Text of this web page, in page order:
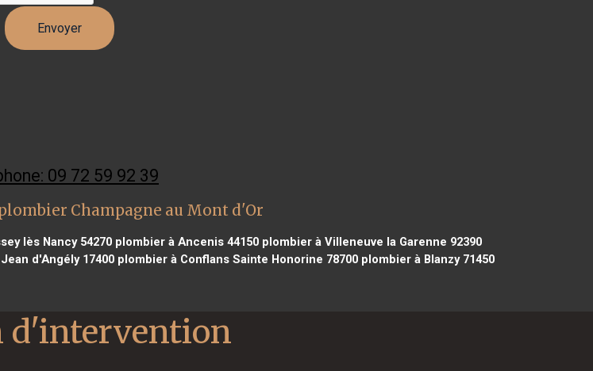
09 72 59 92 39
Champagne au Mont d'Or
lès Nancy 54270plombier à Ancenis 44150plombier à Villeneuve la Garenne 92390
d'Angély 17400plombier à Conflans Sainte Honorine 78700plombier à Blanzy 71450
d'intervention